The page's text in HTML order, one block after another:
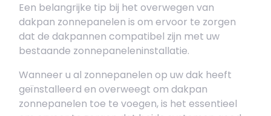
Een belangrijke tip bij het overwegen van
dakpan zonnepanelen is om ervoor te zorgen
dat de dakpannen compatibel zijn met uw
bestaande zonnepaneleninstallatie.
Wanneer u al zonnepanelen op uw dak heeft
geïnstalleerd en overweegt om dakpan
zonnepanelen toe te voegen, is het essentieel